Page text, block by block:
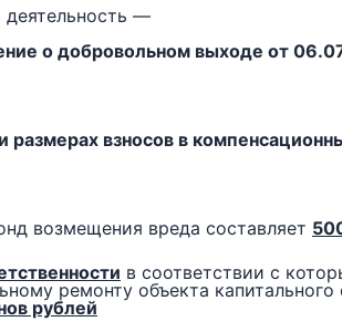
деятельность —
о добровольном выходе от
размерах взносов в
возмещения вреда составляет 5
в соответствии с
ремонту объекта
рублей